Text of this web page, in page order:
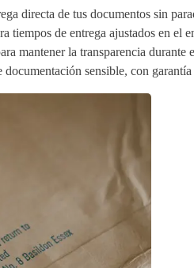
directa de tus documentos sin
tiempos de entrega ajustados en el
mantener la transparencia durante
sensible, con